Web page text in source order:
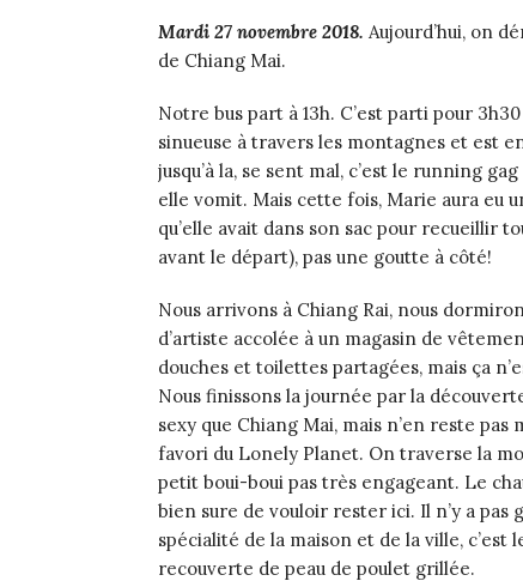
Mardi 27 novembre 2018. Aujourd’hui, on
de Chiang Mai.
Notre bus part à 13h. C’est parti pour
sinueuse à travers les montagnes et est
jusqu’à la, se sent mal, c’est le running
elle vomit. Mais cette fois, Marie aura eu
qu’elle avait dans son sac pour recueillir
avant le départ), pas une goutte à côté!
Nous arrivons à Chiang Rai, nous
d’artiste accolée à un magasin de
douches et toilettes partagées, mais ça
Nous finissons la journée par la
sexy que Chiang Mai, mais n’en reste pas
favori du Lonely Planet. On traverse la
petit boui-boui pas très engageant. Le
bien sure de vouloir rester ici. Il n’y a pas
spécialité de la maison et de la ville, c’est
recouverte de peau de poulet grillée.